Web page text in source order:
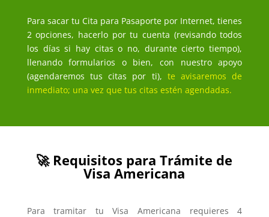
Para sacar tu Cita para Pasaporte por Internet, tienes
2 opciones, hacerlo por tu cuenta (revisando todos
los días si hay citas o no, durante cierto tiempo),
llenando formularios o bien, con nuestro apoyo
(agendaremos tus citas por ti), te avisaremos de
inmediato; una vez que tus citas estén agendadas.
🚀 Requisitos para Trámite de
Visa Americana
Para tramitar tu Visa Americana requieres 4